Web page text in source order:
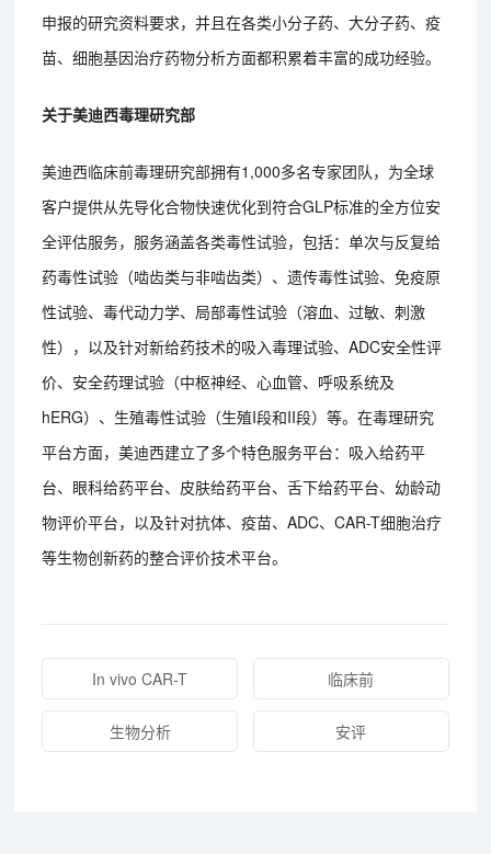
申报的研究资料要求，并且在各类小分子药、大分子药、疫
苗、细胞基因治疗药物分析方面都积累着丰富的成功经验。
关于美迪西毒理研究部
美迪西临床前毒理研究部拥有1,000多名专家团队，为全球
客户提供从先导化合物快速优化到符合GLP标准的全方位安
全评估服务，服务涵盖各类毒性试验，包括：单次与反复给
药毒性试验（啮齿类与非啮齿类）、遗传毒性试验、免疫原
性试验、毒代动力学、局部毒性试验（溶血、过敏、刺激
性），以及针对新给药技术的吸入毒理试验、ADC安全性评
价、安全药理试验（中枢神经、心血管、呼吸系统及
hERG）、生殖毒性试验（生殖I段和II段）等。在毒理研究
平台方面，美迪西建立了多个特色服务平台：吸入给药平
台、眼科给药平台、皮肤给药平台、舌下给药平台、幼龄动
物评价平台，以及针对抗体、疫苗、ADC、CAR-T细胞治疗
等生物创新药的整合评价技术平台。
In vivo CAR-T 临床前
生物分析 安评